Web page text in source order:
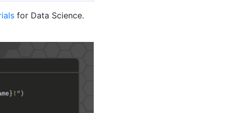
for Data Science.